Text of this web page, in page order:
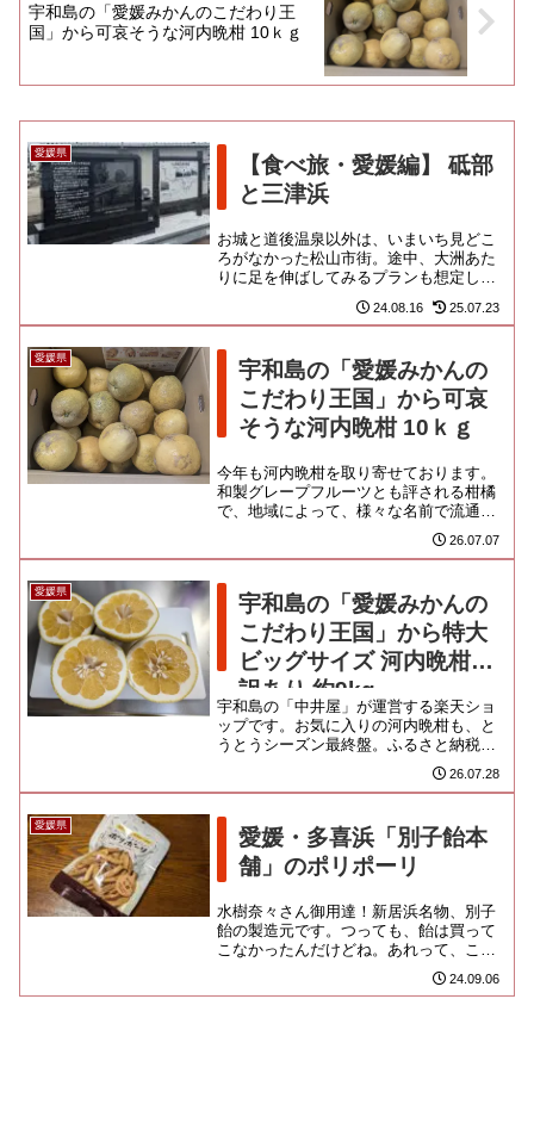
宇和島の「愛媛みかんのこだわり王
国」から可哀そうな河内晩柑 10ｋｇ
愛媛県
【食べ旅・愛媛編】 砥部
と三津浜
お城と道後温泉以外は、いまいち見どこ
ろがなかった松山市街。途中、大洲あた
りに足を伸ばしてみるプランも想定して
かったりぃなと、近場でやっつ...
24.08.16 25.07.23
愛媛県
宇和島の「愛媛みかんの
こだわり王国」から可哀
そうな河内晩柑 10ｋｇ
今年も河内晩柑を取り寄せております。
和製グレープフルーツとも評される柑橘
で、地域によって、様々な名前で流通し
ていますよね。プリッと多汁。上品な甘
みと爽やかな酸味、ほろ苦みが... 26.07.07
愛媛県
宇和島の「愛媛みかんの
こだわり王国」から特大
ビッグサイズ 河内晩柑
訳あり 約9kg
宇和島の「中井屋」が運営する楽天ショ
ップです。お気に入りの河内晩柑も、と
うとうシーズン最終盤。ふるさと納税の
諸々が届くのもいつになるか分からんの
で、つなぎとして一箱頼むこと... 26.07.28
愛媛県
愛媛・多喜浜「別子飴本
舗」のポリポーリ
水樹奈々さん御用達！新居浜名物、別子
飴の製造元です。つっても、飴は買って
こなかったんだけどね。あれって、この
季節、溶けそうじゃん。代わりに、いろ
んなお店で推されていた、かり... 24.09.06